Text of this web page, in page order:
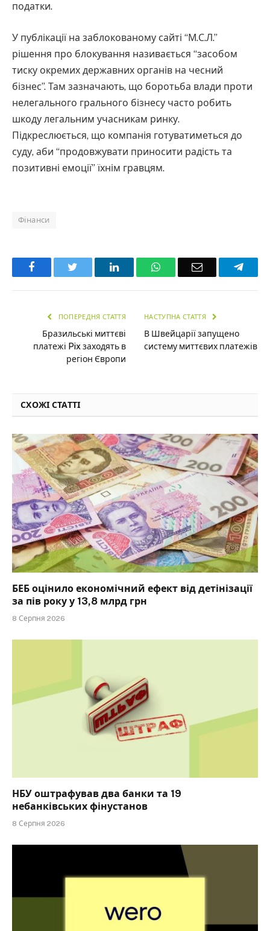
податки.
У публікації на заблокованому сайті “М.С.Л.”
рішення про блокування називається “засобом
тиску окремих державних органів на чесний
бізнес”. Там зазначають, що боротьба влади проти
нелегального грального бізнесу часто робить
шкоду легальним учасникам ринку.
Підкреслюється, що компанія готуватиметься до
суду, аби “продовжувати приносити радість та
позитивні емоції” їхнім гравцям.
Фінанси
Facebook LinkedInWhatsAppEmail
ПОПЕРЕДНЯ СТАТТЯ
Бразильські миттєві
платежі Pix заходять в
регіон Європи
НАСТУПНА СТАТТЯ
В Швейцарії запущено
систему миттєвих платежів
СХОЖІ СТАТТІ
БЕБ оцінило економічний ефект від детінізації
за пів року у 13,8 млрд грн
8 Серпня 2026
НБУ оштрафував два банки та 19
небанківських фінустанов
8 Серпня 2026